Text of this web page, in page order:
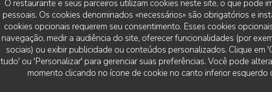
O restaurante e seus parceiros utilizam cookies neste site, o que pode
pessoais. Os cookies denominados «necessários» são obrigatórios e
cookies opcionais requerem seu consentimento. Esses cookies
navegação, medir a audiência do site, oferecer funcionalidades (por
sociais) ou exibir publicidade ou conteúdos personalizados. Clique em
tudo' ou 'Personalizar' para gerenciar suas preferências. Você pode
momento clicando no ícone de cookie no canto inferior esquerdo
intégration au label vignobles et
LE NULLE PART AILLEURS